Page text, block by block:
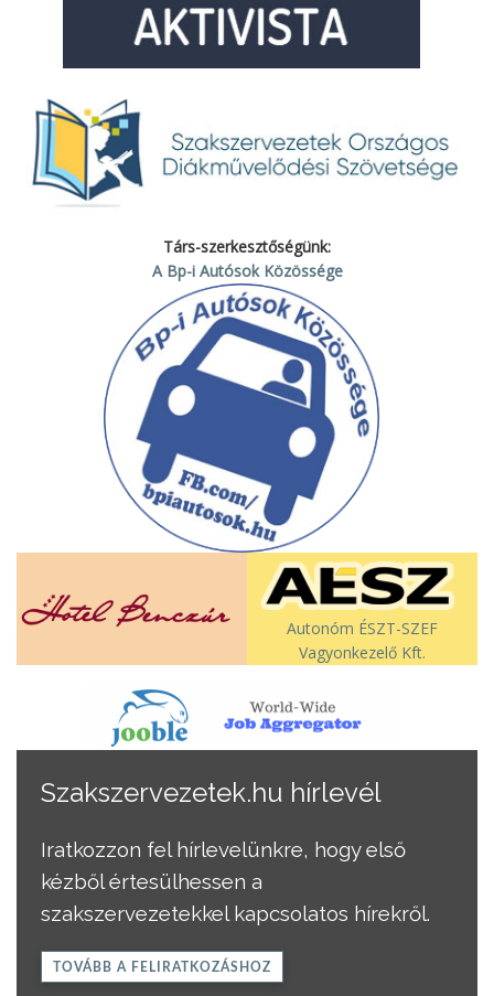
Társ-szerkesztőségünk:
A Bp-i Autósok Közössége
Autonóm ÉSZT-SZEF
Vagyonkezelő Kft.
Szakszervezetek.hu hírlevél
Iratkozzon fel hírlevelünkre, hogy első
kézből értesülhessen a
szakszervezetekkel kapcsolatos hírekről.
TOVÁBB A FELIRATKOZÁSHOZ